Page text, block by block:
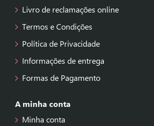
Livro de reclamações online
Termos e Condições
Política de Privacidade
Informações de entrega
Formas de Pagamento
A minha conta
Minha conta